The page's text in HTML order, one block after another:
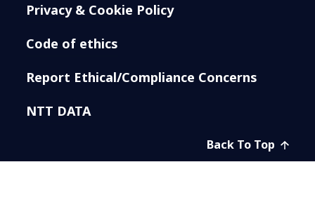
Privacy & Cookie Policy
Code of ethics
Report Ethical/Compliance Concerns
NTT DATA
Back To Top